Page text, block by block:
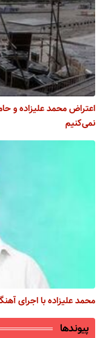
اعتراض محمد علیزاده و
نمی‏‌کنیم
محمد علیزاده با اجرای
پیوندها